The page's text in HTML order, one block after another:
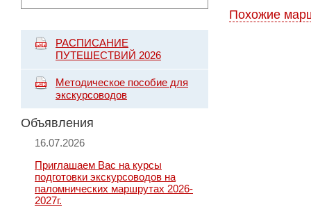
РАСПИСАНИЕ
ПУТЕШЕСТВИЙ 2026
Методическое пособие для
экскурсоводов
Объявления
16.07.2026
Приглашаем Вас на курсы
подготовки экскурсоводов на
паломнических маршрутах 2026-
2027г.
Похожие